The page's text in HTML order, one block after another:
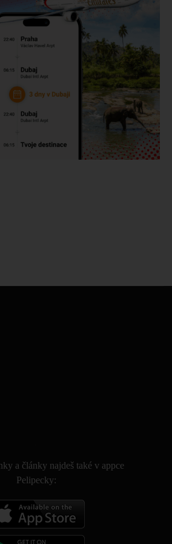
a články najdeš také v appce
Pelipecky: